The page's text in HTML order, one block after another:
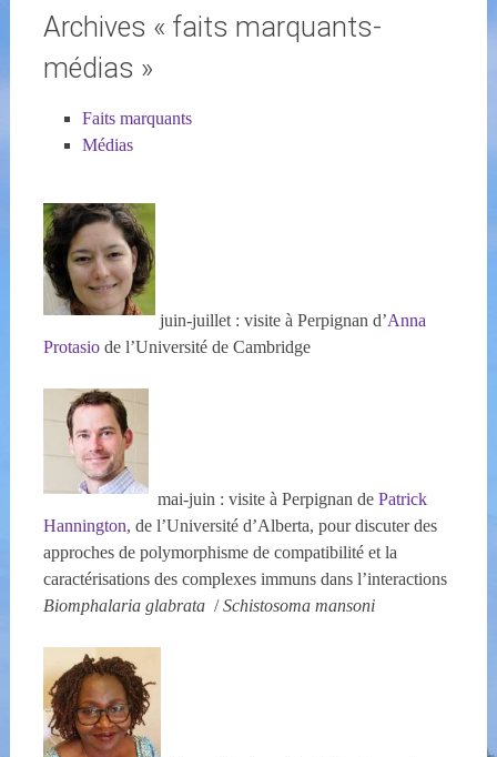
Archives « faits marquants-
médias »
Faits marquants
Médias
juin-juillet : visite à Perpignan d’Anna
Protasiode l’Université de Cambridge
mai-juin : visite à Perpignan de Patrick
Hannington, de l’Université d’Alberta, pour discuter des
approches de polymorphisme de compatibilité et la
caractérisations des complexes immuns dans l’interactions
Biomphalaria glabrata /Schistosoma mansoni